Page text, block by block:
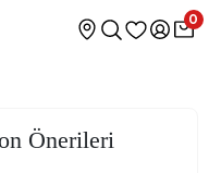
0
Önerileri